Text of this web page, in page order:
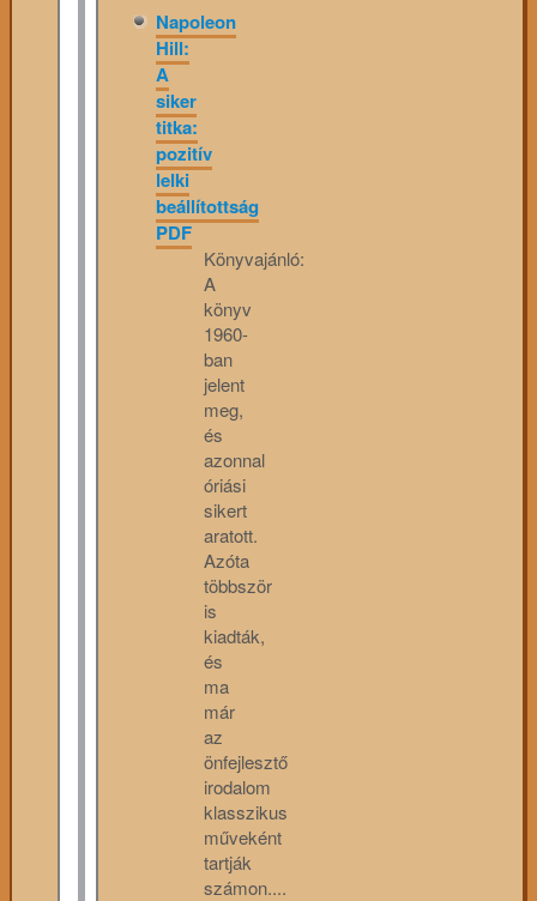
Napoleon
Hill:
A
siker
titka:
pozitív
lelki
beállítottság
PDF
Könyvajánló:
A
könyv
1960-
ban
jelent
meg,
és
azonnal
óriási
sikert
aratott.
Azóta
többször
is
kiadták,
és
ma
már
az
önfejlesztő
irodalom
klasszikus
műveként
tartják
számon....